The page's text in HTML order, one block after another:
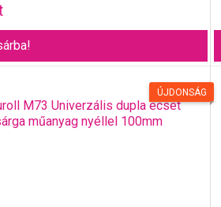
ÚJDONSÁG